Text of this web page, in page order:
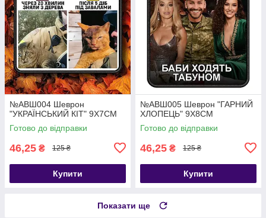
№АВШ004 Шеврон
"УКРАЇНСЬКИЙ КІТ" 9Х7СМ
Готово до відправки
46,25 ₴ 125 ₴
Купити
№АВШ005 Шеврон "ГАРНИЙ
ХЛОПЕЦЬ" 9Х8СМ
Готово до відправки
46,25 ₴ 125 ₴
Купити
Показати ще